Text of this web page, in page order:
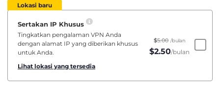
Lokasi baru
Sertakan IP Khusus
Tingkatkan pengalaman VPN Anda
dengan alamat IP yang diberikan khusus
untuk Anda.
Lihat lokasi yang tersedia
$5.00 /bulan
$2.50/bulan